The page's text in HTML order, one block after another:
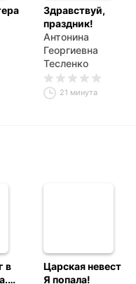
Здравствуй,
праздник!
Антонина
Георгиевна
Тесленко
21 минута
в
Царская невеста.
Я попала!